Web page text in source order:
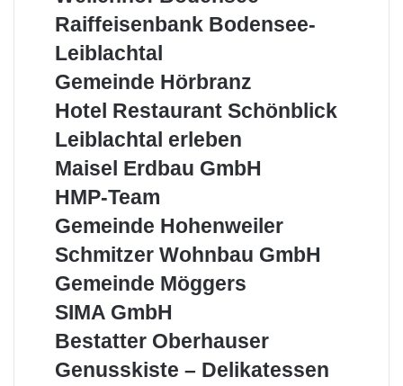
Leiblachtal
Raiffeisenbank
Leiblachtal
Raiffeisenbank Bodensee-
Leiblachtal
Gemeinde
Gemeinde Hörbranz
Hotel
Schönblick
Hotel Restaurant Schönblick
Leiblachtal
Leiblachtal erleben
Maisel
GmbH
Maisel Erdbau GmbH
HMP-
HMP-Team
Gemeinde
Gemeinde Hohenweiler
Schmitzer
GmbH
Schmitzer Wohnbau GmbH
Gemeinde
Gemeinde Möggers
SIMA
SIMA GmbH
Bestatter
Bestatter Oberhauser
Genusskiste
Genusskiste – Delikatessen